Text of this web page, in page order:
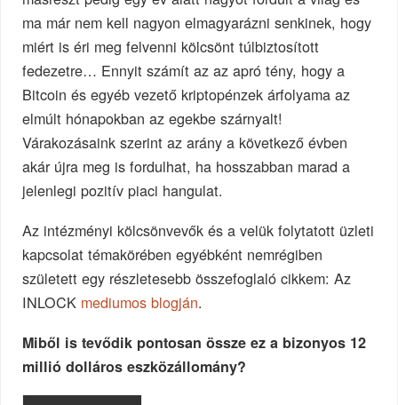
ma már nem kell nagyon elmagyarázni senkinek, hogy
miért is éri meg felvenni kölcsönt túlbiztosított
fedezetre… Ennyit számít az az apró tény, hogy a
Bitcoin és egyéb vezető kriptopénzek árfolyama az
elmúlt hónapokban az egekbe szárnyalt!
Várakozásaink szerint az arány a következő évben
akár újra meg is fordulhat, ha hosszabban marad a
jelenlegi pozitív piaci hangulat.
Az intézményi kölcsönvevők és a velük folytatott üzleti
kapcsolat témakörében egyébként nemrégiben
született egy részletesebb összefoglaló cikkem: Az
INLOCK mediumos blogján.
Miből is tevődik pontosan össze ez a bizonyos 12
millió dolláros eszközállomány?